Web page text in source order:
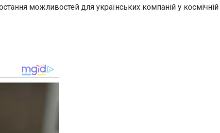
можливостей для українських компаній у космічній